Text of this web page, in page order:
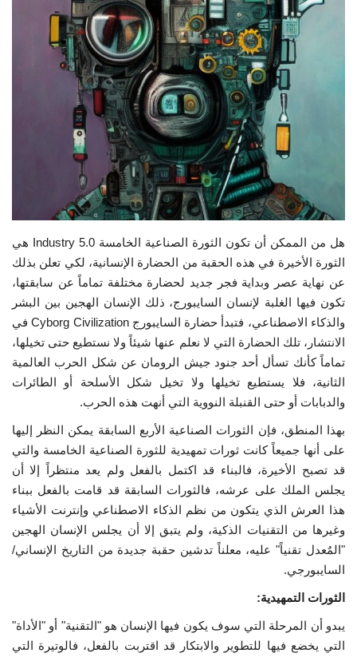
إرث جمال عبدالناصر
شروط وأحكام منحة ناصر للقيادة الدولية
منحة ناصر للقيادة الدولية
مرجعياتنا
المواطن العالمي
الرواد
فرص
وثائق
الفيديوهات
الرعاة
الشركاء
Gallery
لغة
French
Arabic
هل من الممكن أن تكون الثورة الصناعية الخامسة Industry 5.0 هي
الثورة الأخيرة في هذه الحقبة من الحضارة الإنسانية، لكي تعلن بذلك
عن نهاية عصر وبداية فجر جديد لحضارة مختلفة تماماً عن سابقتها،
تكون فيها الغلبة لإنسان السايبورج، ذلك الإنسان الهجين بين البشر
والذكاء الاصطناعي، فتبدأ حضارة السايبورج Cyborg Civilization في
الانتشار، تلك الحضارة التي لا نعلم عنها شيئاً ولا نستطيع حتى تخيلها،
تماماً كأنك تسأل أحد جنود جيش الرومان عن شكل الحرب العالمية
الثانية، فلا يستطيع تخيلها ولا تخيل شكل الأسلحة أو الطائرات
والدبابات أو حتى القنبلة النووية التي أنهت هذه الحرب.
بهذا المنطق، فإن الثورات الصناعية الأربع السابقة يمكن النظر إليها
على أنها جميعاً كانت ثورات تمهيدية للثورة الصناعية الخامسة والتي
قد تصبح الأخيرة، فالبناء قد اكتمل بالفعل ولم يعد منتظراً إلا أن
يجلس الملك على عرشه، فالثورات السابقة قد قامت بالفعل ببناء
هذا العرش الذي يتكون من نظم الذكاء الاصطناعي وإنترنت الأشياء
وغيرها من التقنيات الذكية، ولم يتبق إلا أن يجلس الإنسان الهجين
"المٌعدل تقنياً" عليه، معلناً تدشين حقبة جديدة من التاريخ الإنساني/
السايبورجي.
الثورات التمهيدية:
يبدو أن المرحلة التي سوف يكون فيها الإنسان هو "التقنية" أو "الأداة"
التي يخضع فيها للتطوير والابتكار قد اقتربت بالفعل، فالوتيرة التي